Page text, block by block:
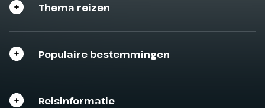
Sluit het programma
Sluiten
Sluiten
Thema reizen
Populaire bestemmingen
Reisinformatie